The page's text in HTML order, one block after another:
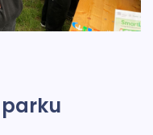
parku